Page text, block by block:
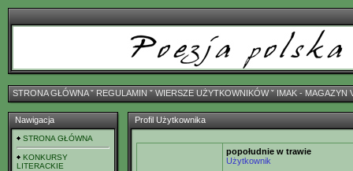
STRONA GŁÓWNAˇ REGULAMIN ˇ WIERSZE UŻYTKOWNIKÓWˇ IMAK - MAGAZYN
Nawigacja
STRONA GŁÓWNA
KONKURSY
LITERACKIE
Profil Użytkownika
popołudnie w trawie
Użytkownik